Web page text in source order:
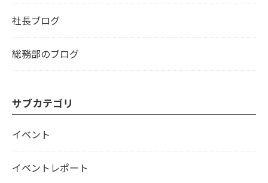
社長ブログ
総務部のブログ
サブカテゴリ
イベント
イベントレポート